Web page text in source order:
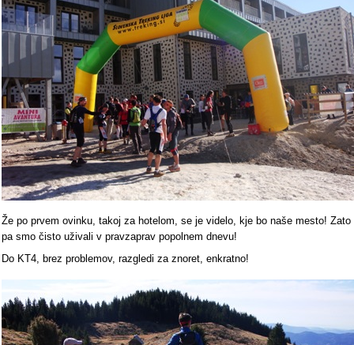
Že po prvem ovinku, takoj za hotelom, se je videlo, kje bo naše mesto! Zato
pa smo čisto uživali v pravzaprav popolnem dnevu!
Do KT4, brez problemov, razgledi za znoret, enkratno!